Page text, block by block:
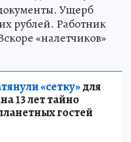
Ущерб
рублей. Работник
«налетчиков»
«сетку»для
13 лет тайно
гостей